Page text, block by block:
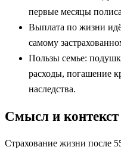
первые месяцы
Выплата по жизни
самому
Пользы семье:
расходы, погашение
наследства.
Смысл и
Страхование жизни после